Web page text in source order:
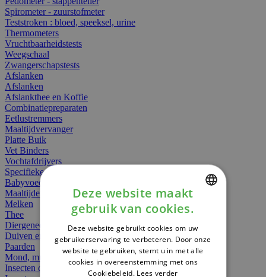
Spirometer - zuurstofmeter
Teststroken : bloed, speeksel, urine
Thermometers
Vruchtbaarheidstests
Weegschaal
Zwangerschapstests
Afslanken
Afslanken
Afslankthee en Koffie
Combinatiepreparaten
Eetlustremmers
Maaltijdvervanger
Platte Buik
Vet Binders
Vochtafdrijvers
Specifieke Voeding
Babyvoeding
Maaltijden
Melken
Thee
Diergeneesmiddelen
Duiven en vogels
Paarden
Mond, muil of snavel
Insecten dieren
DUTCH
FRENCH
ENGLISH
Deze website maakt
gebruik van cookies.
Deze website gebruikt cookies om uw
gebruikerservaring te verbeteren. Door onze
website te gebruiken, stemt u in met alle
cookies in overeenstemming met ons
Cookiebeleid. Lees verder